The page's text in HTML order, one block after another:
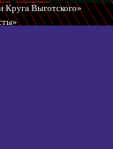
Круга Выготского»